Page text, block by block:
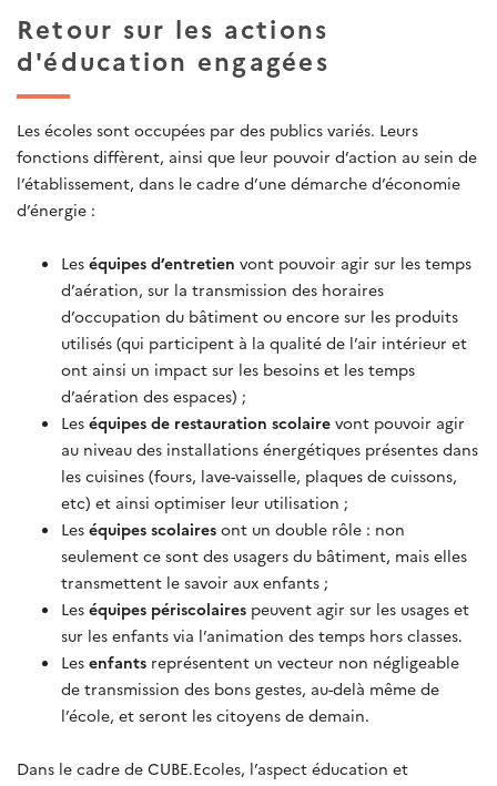
Retour sur les actions
d'éducation engagées
Les écoles sont occupées par des publics variés. Leurs
fonctions diffèrent, ainsi que leur pouvoir d’action au sein de
l’établissement, dans le cadre d’une démarche d’économie
d’énergie :
Les équipes d’entretien vont pouvoir agir sur les temps
d’aération, sur la transmission des horaires
d’occupation du bâtiment ou encore sur les produits
utilisés (qui participent à la qualité de l’air intérieur et
ont ainsi un impact sur les besoins et les temps
d’aération des espaces) ;
Les équipes de restauration scolaire vont pouvoir agir
au niveau des installations énergétiques présentes dans
les cuisines (fours, lave-vaisselle, plaques de cuissons,
etc) et ainsi optimiser leur utilisation ;
Les équipes scolaires ont un double rôle : non
seulement ce sont des usagers du bâtiment, mais elles
transmettent le savoir aux enfants ;
Les équipes périscolaires peuvent agir sur les usages et
sur les enfants via l’animation des temps hors classes.
Les enfants représentent un vecteur non négligeable
de transmission des bons gestes, au-delà même de
l’école, et seront les citoyens de demain.
Dans le cadre de CUBE.Ecoles, l’aspect éducation et